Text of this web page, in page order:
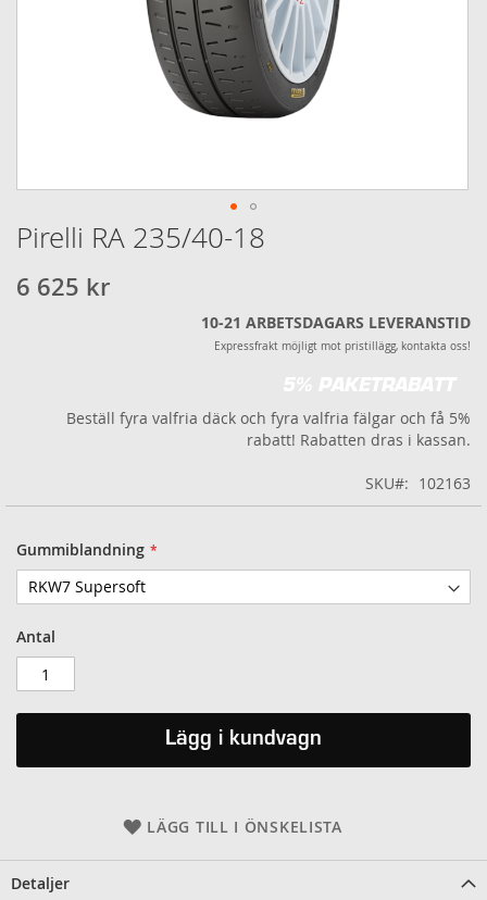
Pirelli RA 235/40-18
6 625 kr
10-21 ARBETSDAGARS LEVERANSTID
Expressfrakt möjligt mot pristillägg, kontakta oss!
Beställ fyra valfria däck och fyra valfria fälgar och få 5%
rabatt! Rabatten dras i kassan.
SKU 102163
Gummiblandning
Antal
Lägg i kundvagn
LÄGG TILL I ÖNSKELISTA
Hoppa
till
början
av
Detaljer